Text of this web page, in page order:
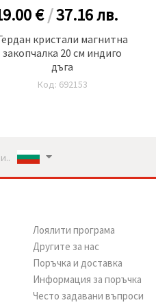
€/37.16лв.
кристали магнитна
закопчалка 20 см индиго
дъга
Код: 692153
Лоялити програма
Другите за нас
Поръчка и доставка
Информация за поръчка
Често задавани въпроси